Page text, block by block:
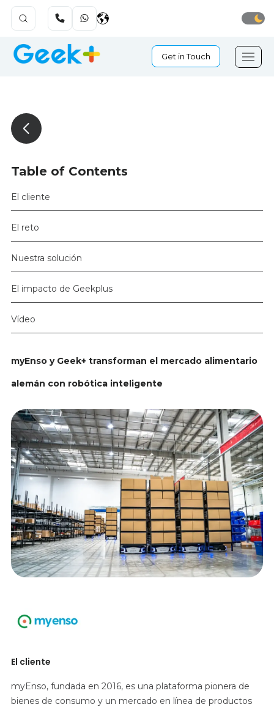
Get in Touch
Table of Contents
El cliente
El reto
Nuestra solución
El impacto de Geekplus
Vídeo
myEnso y Geek+ transforman el mercado alimentario
alemán con robótica inteligente
El cliente
myEnso, fundada en 2016, es una plataforma pionera de
bienes de consumo y un mercado en línea de productos